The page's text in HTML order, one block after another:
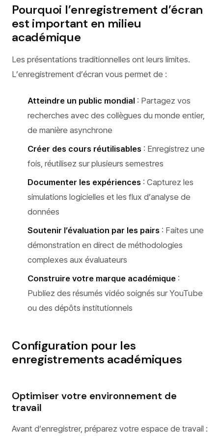
Pourquoi l’enregistrement d’écran
est important en milieu
académique
Les présentations traditionnelles ont leurs limites.
L’enregistrement d’écran vous permet de :
Atteindre un public mondial : Partagez vos
recherches avec des collègues du monde entier,
de manière asynchrone
Créer des cours réutilisables : Enregistrez une
fois, réutilisez sur plusieurs semestres
Documenter les expériences : Capturez les
simulations logicielles et les flux d’analyse de
données
Soutenir l’évaluation par les pairs : Faites une
démonstration en direct de méthodologies
complexes aux évaluateurs
Construire votre marque académique :
Publiez des résumés vidéo soignés sur YouTube
ou des dépôts institutionnels
Configuration pour les
enregistrements académiques
Optimiser votre environnement de
travail
Avant d’enregistrer, préparez votre espace de travail :